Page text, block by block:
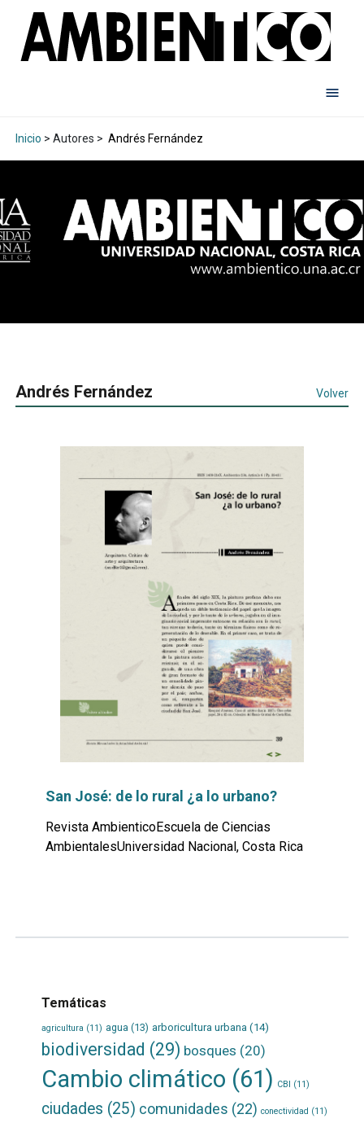
Inicio > Autores > Andrés Fernández
Andrés Fernández Volver
San José: de lo rural ¿a lo urbano?
Revista AmbienticoEscuela de Ciencias
AmbientalesUniversidad Nacional, Costa Rica
Temáticas
agricultura (11) agua (13) arboricultura urbana(14)
biodiversidad (29) bosques (20)
Cambio climático (61) CBI (11)
ciudades (25) comunidades (22) conectividad (11)